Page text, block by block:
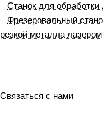
Станок для обработки
Фрезеровальный
резкой металла лазером
Связаться с нами